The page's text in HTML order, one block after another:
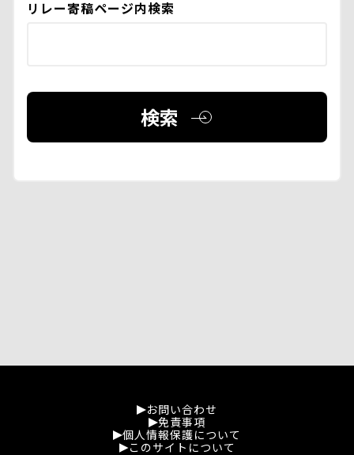
リレー寄稿ページ内検索
検索
お問い合わせ
免責事項
個人情報保護について
このサイトについて